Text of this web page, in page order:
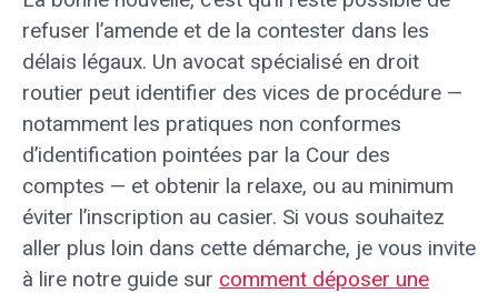
refuser l’amende et de la contester dans les
délais légaux. Un avocat spécialisé en droit
routier peut identifier des vices de procédure —
notamment les pratiques non conformes
d’identification pointées par la Cour des
comptes — et obtenir la relaxe, ou au minimum
éviter l’inscription au casier. Si vous souhaitez
aller plus loin dans cette démarche, je vous invite
à lire notre guide sur comment déposer une